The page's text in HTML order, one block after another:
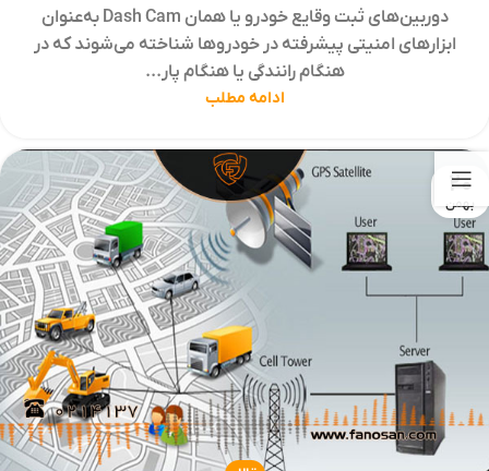
دوربین‌های ثبت وقایع خودرو یا همان Dash Cam به‌عنوان
ابزارهای امنیتی پیشرفته در خودروها شناخته می‌شوند که در
هنگام رانندگی یا هنگام پار...
ادامه مطلب
20
بهمن